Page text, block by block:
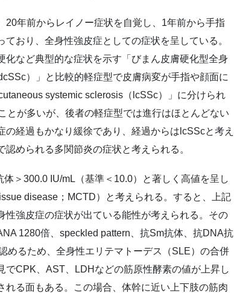
年前からレイノー症状を自覚し、1年前から手指
おり、全身性強皮症としての症状を呈している。
など典型的な症状を示す「びまん皮膚硬化型全身
）」と比較的軽症型で皮膚病変が手指や顔面に
systemic sclerosis（lcSSc）」に分けられ
とが多いが、後者の軽症型では進行はほとんどない
経過もかなり緩徐であり、経過からはlcSScと考え
められる多関節炎の症状と考えられる。
＞300.0 IU/mL（基準＜10.0）と著しく高値を呈し
disease；MCTD）と考えられる。すると、上記
強皮症の症状が出ている能性が考えられる。その
1280倍、speckled pattern、抗Sm抗体、抗DNA抗
めるため、全身性エリテマトーデス（SLE）の合併
CPK、AST、LDHなどの筋原性酵素の値が上昇し
る面もある。この場合、体幹に近い上下肢の筋肉